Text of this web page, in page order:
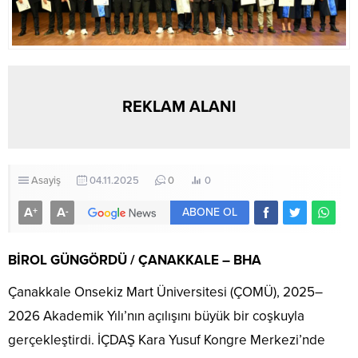
REKLAM ALANI
Asayiş 04.11.2025 0 0
A+ A- ABONE OL
BİROL GÜNGÖRDÜ / ÇANAKKALE – BHA
Çanakkale Onsekiz Mart Üniversitesi (ÇOMÜ), 2025–
2026 Akademik Yılı’nın açılışını büyük bir coşkuyla
gerçekleştirdi. İÇDAŞ Kara Yusuf Kongre Merkezi’nde